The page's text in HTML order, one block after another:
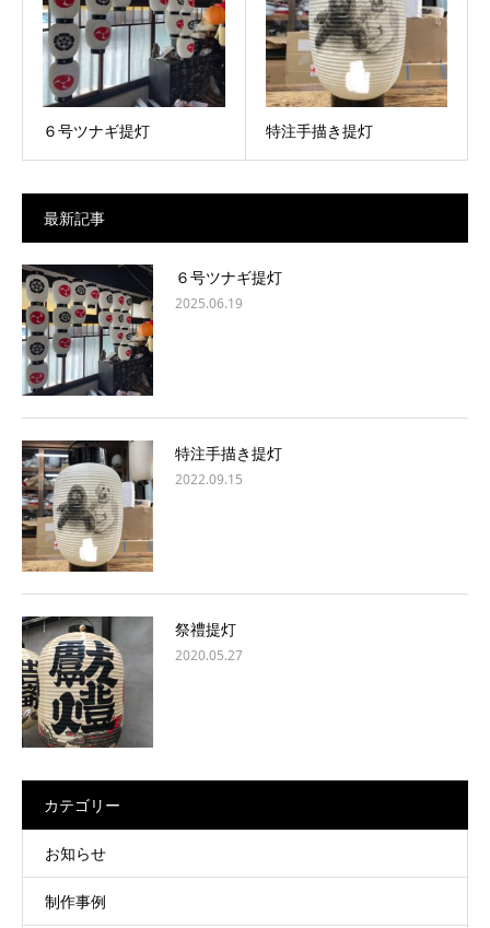
６号ツナギ提灯 特注手描き提灯
最新記事
６号ツナギ提灯
2025.06.19
特注手描き提灯
2022.09.15
祭禮提灯
2020.05.27
カテゴリー
お知らせ
制作事例